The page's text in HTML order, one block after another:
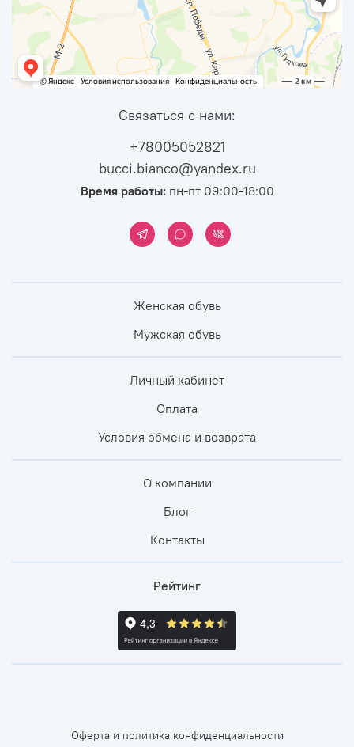
Связаться с нами:
+78005052821
bucci.bianco@yandex.ru
Время работы:пн-пт 09:00-18:00
Женская обувь
Мужская обувь
Личный кабинет
Оплата
Условия обмена и возврата
О компании
Блог
Контакты
Рейтинг
Оферта и политика конфиденциальности